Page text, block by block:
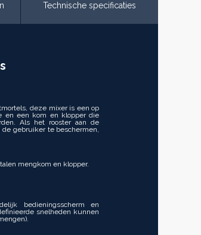
Technische specificaties
deze mixer is een op
en een kom en klopper die
Als het rooster aan de
gebruiker te beschermen,
mengkom en klopper.
bedieningsscherm en
snelheden kunnen